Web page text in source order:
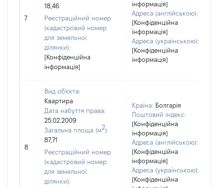
7
18,46
Реєстраційний номер
(кадастровий номер
для земельної
ділянки):
[Конфіденційна
інформація]
інформація]
Адреса (англійською):
[Конфіденційна
інформація]
Адреса (українською):
[Конфіденційна
інформація]
8
Вид об'єкта:
Квартира
Дата набуття права:
25.02.2009
Загальна площа (м2):
87,71
Реєстраційний номер
(кадастровий номер
для земельної
ділянки):
Країна: Болгарія
Поштовий індекс:
[Конфіденційна
інформація]
Адреса (англійською):
[Конфіденційна
інформація]
Адреса (українською):
[Конфіденційна